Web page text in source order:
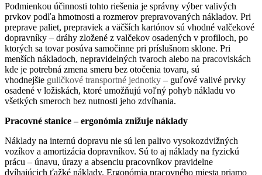
Podmienkou účinnosti tohto riešenia je správny výber valivých
prvkov podľa hmotnosti a rozmerov prepravovaných nákladov. Pri
preprave paliet, prepraviek a väčších kartónov sú vhodné valčekové
dopravníky – dráhy zložené z valčekov osadených v profiloch, po
ktorých sa tovar posúva samočinne pri príslušnom sklone. Pri
menších nákladoch, nepravidelných tvaroch alebo na pracoviskách
kde je potrebná zmena smeru bez otočenia tovaru, sú
vhodnejšie guličkové transportné jednotky – guľové valivé prvky
osadené v ložiskách, ktoré umožňujú voľný pohyb nákladu vo
všetkých smeroch bez nutnosti jeho zdvíhania.
Pracovné stanice – ergonómia znižuje náklady
Náklady na internú dopravu nie sú len palivo vysokozdvižných
vozíkov a amortizácia dopravníkov. Sú to aj náklady na fyzickú
prácu – únavu, úrazy a absenciu pracovníkov pravidelne
dvíhajúcich ťažké náklady. Ergonómia pracovného miesta priamo